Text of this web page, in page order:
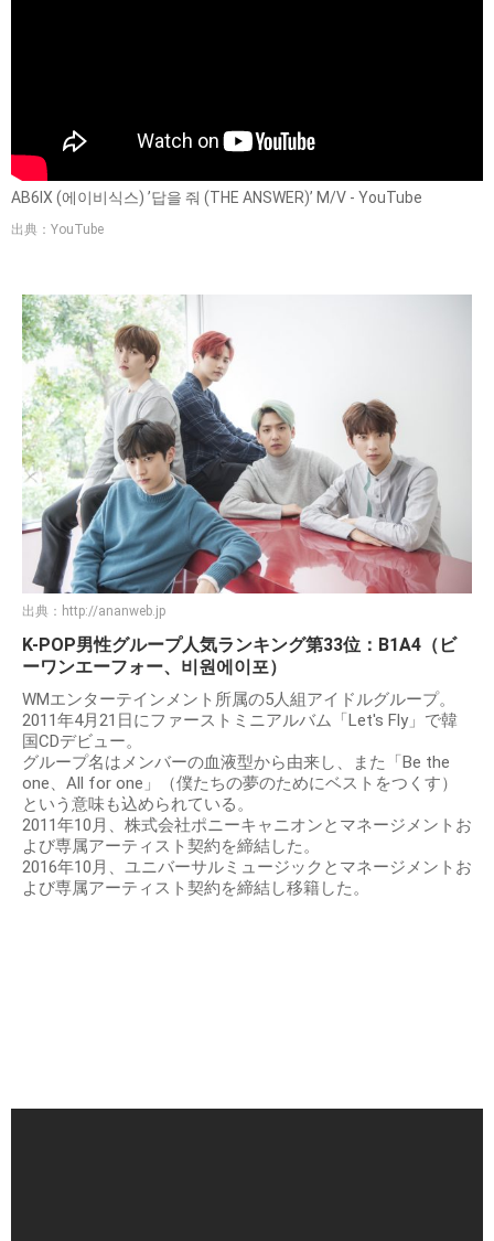
AB6IX (에이비식스) ’답을 줘 (THE ANSWER)’ M/V - YouTube
出典：YouTube
出典： http://ananweb.jp
K-POP男性グループ人気ランキング第33位：B1A4（ビ
ーワンエーフォー、비원에이포）
WMエンターテインメント所属の5人組アイドルグループ。
2011年4月21日にファーストミニアルバム「Let's Fly」で韓
国CDデビュー。
グループ名はメンバーの血液型から由来し、また「Be the
one、All for one」（僕たちの夢のためにベストをつくす）
という意味も込められている。
2011年10月、株式会社ポニーキャニオンとマネージメントお
よび専属アーティスト契約を締結した。
2016年10月、ユニバーサルミュージックとマネージメントお
よび専属アーティスト契約を締結し移籍した。